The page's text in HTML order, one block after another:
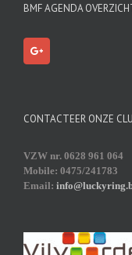
BMF AGENDA
CONTACTEER ONZE
VZW nr. 0628 961 064
Mobile: 0475/241783
Email: